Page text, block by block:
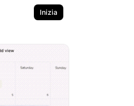
Inizia